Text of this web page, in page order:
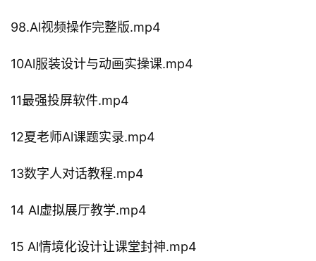
98.Al视频操作完整版.mp4
10Al服装设计与动画实操课.mp4
11最强投屏软件.mp4
12夏老师Al课题实录.mp4
13数字人对话教程.mp4
14 Al虚拟展厅教学.mp4
15 Al情境化设计让课堂封神.mp4